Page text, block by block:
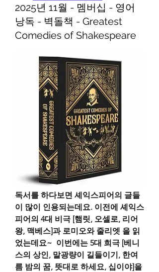
2025년 11월 - 멤버십 - 영어
낭독 - 벽돌책 - Greatest
Comedies of Shakespeare
독서를 하다보면 셰익스피어의 글들
이 많이 인용되는데요. 이전에 셰익스
피어의 4대 비극 [햄릿, 오셀로, 리어
왕, 맥베스]과 로미오와 줄리엣 을 읽
었는데요~  이번에는 5대 희극 [베니
스의 상인, 말광량이 길들이기, 한여
름 밤의 꿈, 뜻대로 하세요, 십이야]을